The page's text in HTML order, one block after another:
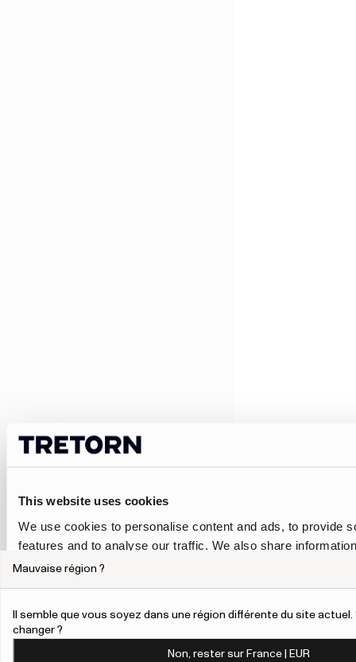
This website uses cookies
We use cookies to personalise content and ads, to provide
features and to analyse our traffic. We also share
our site with our social media, advertising and analytics
To give users more control over their data and ad
added a link to Google’s Personalisation and Control page.
Mauvaise région ?
Il semble que vous soyez dans une région différente du site
changer ?
Non, rester sur France | EUR